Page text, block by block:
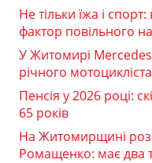
Не тільки їжа і
фактор повільного
У Житомирі Mercedes
річного
Пенсія у 2026 році:
65 років
На Житомирщині
Ромащенко: має два